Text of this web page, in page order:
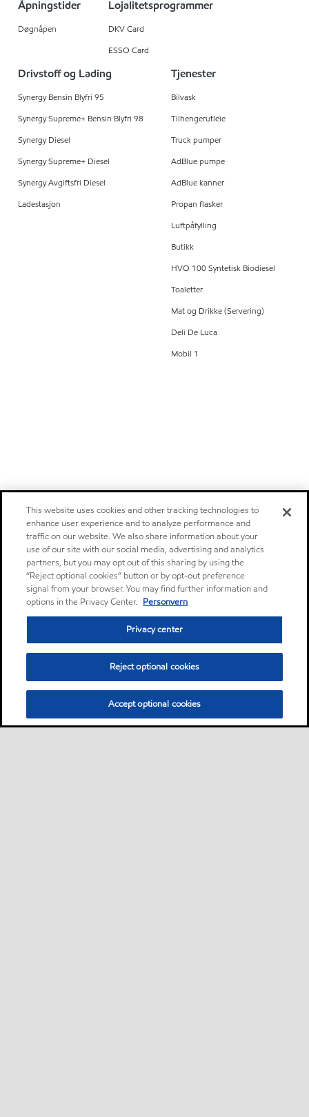
Åpningstider
Døgnåpen
Lojalitetsprogrammer
DKV Card
ESSO Card
Drivstoff og Lading
Synergy Bensin Blyfri 95
Synergy Supreme+ Bensin Blyfri 98
Synergy Diesel
Synergy Supreme+ Diesel
Synergy Avgiftsfri Diesel
Ladestasjon
Tjenester
Bilvask
Tilhengerutleie
Truck pumper
AdBlue pumpe
AdBlue kanner
Propan flasker
Luftpåfylling
Butikk
HVO 100 Syntetisk Biodiesel
Toaletter
Mat og Drikke (Servering)
Deli De Luca
Mobil 1
This website uses cookies and other tracking technologies to
enhance user experience and to analyze performance and
traffic on our website. We also share information about your
use of our site with our social media, advertising and analytics
partners, but you may opt out of this sharing by using the
“Reject optional cookies” button or by opt-out preference
signal from your browser. You may find further information and
options in the Privacy Center. Personvern
Privacy center
Reject optional cookies
Accept optional cookies